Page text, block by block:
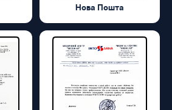
Нова Пошта